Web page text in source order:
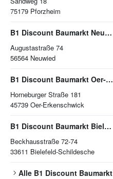
75179 Pforzheim
B1 Discount Baumarkt Neuwied
Augustastraße 74
56564 Neuwied
B1 Discount Baumarkt Oer-Erkenschwick
Horneburger Straße 181
45739 Oer-Erkenschwick
B1 Discount Baumarkt Bielefeld-Schildesche
Beckhausstraße 72-74
33611 Bielefeld-Schildesche
Alle B1 Discount Baumarkt